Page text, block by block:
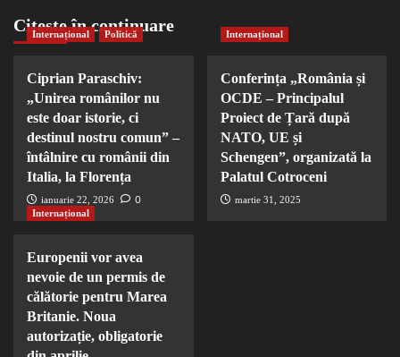
Citește în continuare
Internațional Politică
Ciprian Paraschiv:
„Unirea românilor nu
este doar istorie, ci
destinul nostru comun” –
întâlnire cu românii din
Italia, la Florența
ianuarie 22, 2026 0
Internațional
Conferința „România și
OCDE – Principalul
Proiect de Țară după
NATO, UE și
Schengen”, organizată la
Palatul Cotroceni
martie 31, 2025
Internațional
Europenii vor avea
nevoie de un permis de
călătorie pentru Marea
Britanie. Noua
autorizație, obligatorie